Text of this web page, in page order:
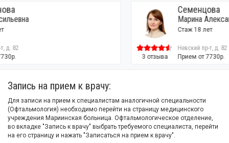
Марина Александровна
Запись на прием к врачу:
Для записи на прием к специалистам аналогичной специальности
(Офтальмология) необходимо перейти на страницу медицинского
учреждения Мариинская больница. Офтальмологическое отделение,
во вкладке "Запись к врачу" выбрать требуемого специалиста, перейти
на его страницу и нажать "Записаться на прием к врачу".